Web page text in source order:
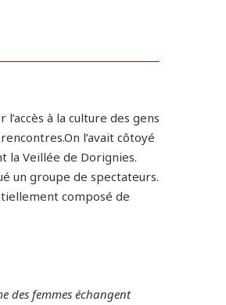
à la culture des gens
l’avait côtoyé
la Veillée de Dorignies.
un groupe de spectateurs.
composé de
des femmes échangent